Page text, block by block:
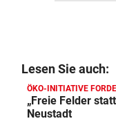
Lesen Sie auch:
ÖKO-INITIATIVE
„Freie Felder
Neustadt